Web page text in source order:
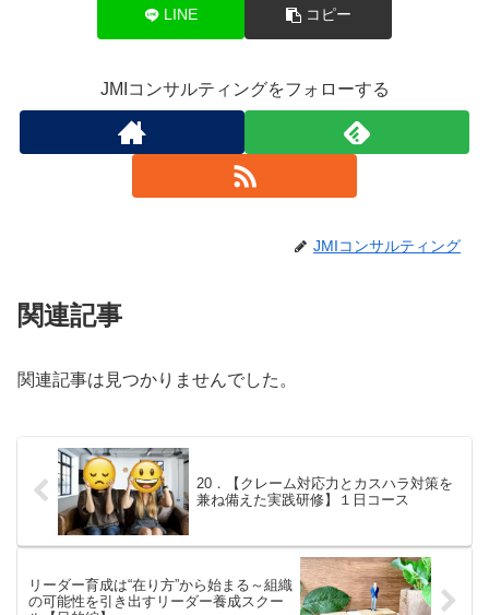
LINE コピー
JMIコンサルティングをフォローする
JMIコンサルティング
関連記事
関連記事は見つかりませんでした。
20．【クレーム対応力とカスハラ対策を
兼ね備えた実践研修】１日コース
リーダー育成は“在り方”から始まる～組織
の可能性を引き出すリーダー養成スクー